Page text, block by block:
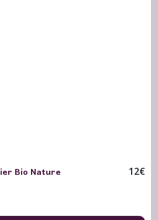
Bio Nature 12€